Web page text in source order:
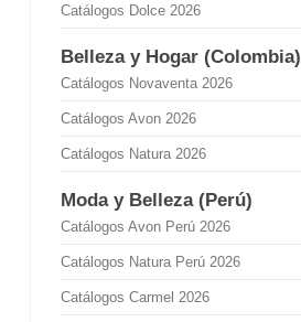
Catálogos Dolce 2026
Belleza y Hogar (Colombia)
Catálogos Novaventa 2026
Catálogos Avon 2026
Catálogos Natura 2026
Moda y Belleza (Perú)
Catálogos Avon Perú 2026
Catálogos Natura Perú 2026
Catálogos Carmel 2026